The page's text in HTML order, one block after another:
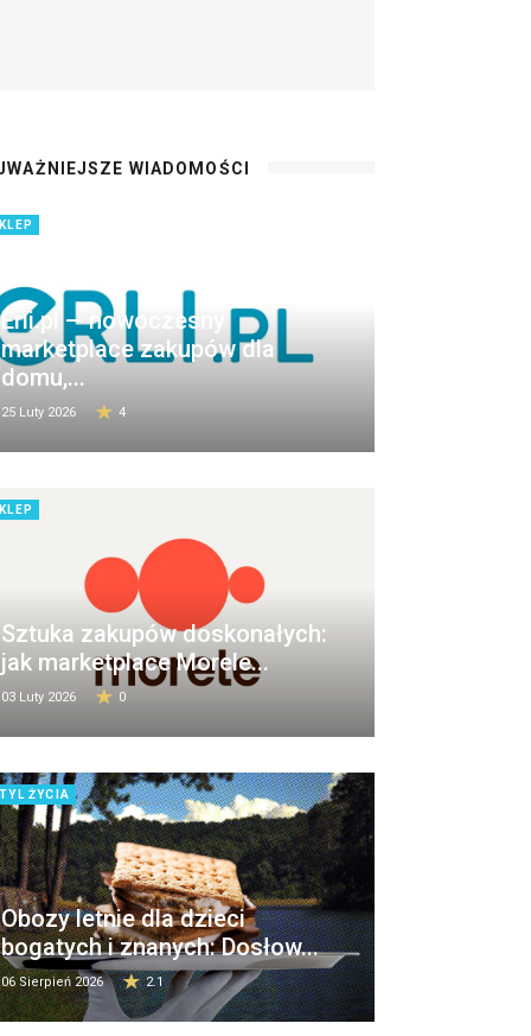
WIADOMOŚCI
Erli.pl — nowoczesny
marketplace zakupów dla
domu,...
25 Luty 2026 4
Sztuka zakupów doskonałych:
jak marketplace Morele...
03 Luty 2026 0
ŻYCIA
Obozy letnie dla dzieci
bogatych i znanych: Dosłow...
06 Sierpień 2026 2.1